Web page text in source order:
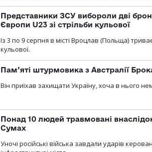
Представники ЗСУ вибороли дві
Європи U23 зі стрільби кульової
Із 3 по 9 серпня в місті Вроцлав (Польща)
кульової.
Пам’яті штурмовика з Австралії
Він приїхав захищати Україну, хоча в нього
Понад 10 людей травмовані
Сумах
Уночі російські війська завдали ударів